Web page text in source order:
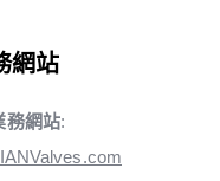
網站
務網站: